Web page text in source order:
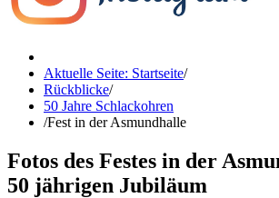
Aktuelle Seite: Startseite/
Rückblicke/
50 Jahre Schlackohren
/Fest in der Asmundhalle
Fotos des Festes in der
50 jährigen Jubiläum